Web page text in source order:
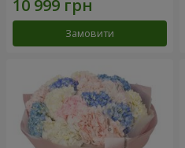
Замовити